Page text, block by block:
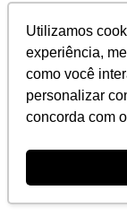
Utilizamos
experiência,
como você
personalizar
concorda com
Assine nossa
lançamentos.
E-mail
Assinar
Ao assinar, você
fornece
©2025 Elévon -
CNPJ 22.089.044/
Fale agora